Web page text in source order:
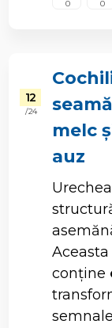
0 0
12
/ 24
melc
auz
conține